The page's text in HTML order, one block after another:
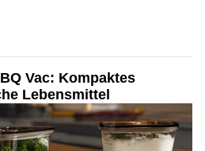
Vac: Kompaktes
Lebensmittel